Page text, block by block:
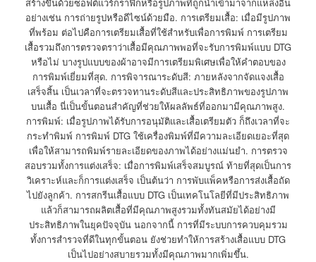
อย่างเช่น การถ่ายรูปหรือดีไซน์ด้วยมือ. การเตรียมเสื้อ: เมื่อมีรูปภาพ
ที่พร้อม ต่อไปคือการเตรียมเสื้อที่ใช้สำหรับเพื่อการพิมพ์ การเตรียม
เสื้อรวมถึงการตรวจตราว่าเสื้อมีคุณภาพพอที่จะรับการพิมพ์แบบ DTG
หรือไม่ บางรูปแบบของผ้าอาจมีการเตรียมพิเศษเพื่อให้คำตอบของ
การพิมพ์เยี่ยมที่สุด. การพิจารณาระดับสี: ภายหลังจากจัดแจงเสื้อ
เสร็จสิ้น เป็นเวลาที่จะตรวจทานระดับสีและประสิทธิภาพของรูปภาพ
บนเสื้อ นี่เป็นขั้นตอนสำคัญที่ช่วยให้ผลลัพธ์ที่ออกมามีคุณภาพสูง.
การพิมพ์: เมื่อรูปภาพได้รับการอนุมัติและเสื้อเตรียมตัว ก็ถึงเวลาที่จะ
กระทำพิมพ์ การพิมพ์ DTG ใช้เครื่องพิมพ์ที่มีความละเอียดเยอะที่สุด
เพื่อให้สามารถพิมพ์รายละเอียดของภาพได้อย่างแม่นยำ. การตรวจ
สอบรวมทั้งการแต่งเสร็จ: เมื่อการพิมพ์เสร็จสมบูรณ์ ท้ายที่สุดเป็นการ
วิเคราะห์และก็การแต่งเสร็จ เป็นต้นว่า การพับแพ็คหรือการส่งเสื้อถัด
ไปยังลูกค้า. การสกรีนเสื้อแบบ DTG เป็นเทคโนโลยีที่มีประสิทธิภาพ
แล้วก็สามารถผลิตเสื้อที่มีคุณภาพสูงรวมทั้งทันสมัยได้อย่างมี
ประสิทธิภาพในยุคปัจจุบัน นอกจากนี้ การที่มีระบบการควบคุมรวม
ทั้งการสำรวจที่ดีในทุกขั้นตอน ยังช่วยทำให้การสร้างเสื้อแบบ DTG
เป็นไปอย่างสบายรวมทั้งมีคุณภาพมากเพิ่มขึ้น.